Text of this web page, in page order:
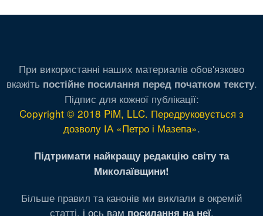
При використанні наших материалів обов'язково
вкажіть постійне посилання перед початком тексту.
Підпис для кожної публікації:
Copyright © 2018 PiM, LLC. Передруковується з
дозволу ІА «Петро і Мазепа».
Підтримати найкращу редакцію світу та
Миколаївщини!
Більше правил та канонів ми виклали в окремій
статті, і ось вам посилання на неї.